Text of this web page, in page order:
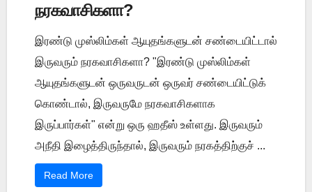
நரகவாசிகளா?
இரண்டு முஸ்லிம்கள் ஆயுதங்களுடன் சண்டையிட்டால்
இருவரும் நரகவாசிகளா? "இரண்டு முஸ்லிம்கள்
ஆயுதங்களுடன் ஒருவருடன் ஒருவர் சண்டையிட்டுக்
கொண்டால், இருவருமே நரகவாசிகளாக
இருப்பார்கள்" என்று ஒரு ஹதீஸ் உள்ளது. இருவரும்
அநீதி இழைத்திருந்தால், இருவரும் நரகத்திற்குச் ...
Read More